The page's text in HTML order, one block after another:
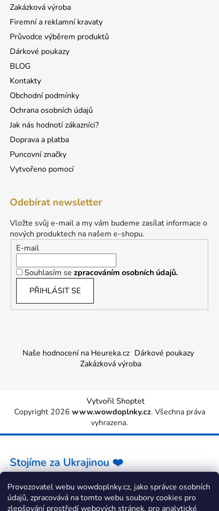
Provozovatel webu wowdoplnky.cz, jako správce osobních
údajů, zpracovává na tomto webu soubory cookies pro
zlepšování prostředí webových stránek, pro analytické
Zakázková výroba
Firemní a reklamní kravaty
Průvodce výběrem produktů
Dárkové poukazy
BLOG
Kontakty
Obchodní podmínky
Ochrana osobních údajů
Jak nás hodnotí zákazníci?
Doprava a platba
Puncovní značky
Vytvořeno pomocí
Odebírat newsletter
Vložte svůj e-mail a my vám budeme zasílat informace o
nových produktech na našem e-shopu.
E-mail
Souhlasím se zpracováním osobních údajů.
PŘIHLÁSIT SE
Naše hodnocení na Heureka.cz Dárkové poukazy
Zakázková výroba
Vytvořil Shoptet
Copyright 2026 www.wowdoplnky.cz. Všechna práva
vyhrazena.
Stojíme za Ukrajinou ❤️
Jak a čím pomoci »